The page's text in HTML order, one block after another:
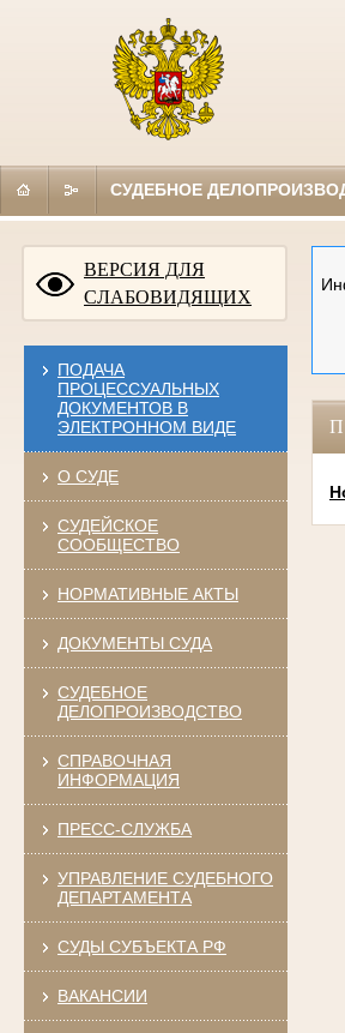
СУДЕБНОЕ
ВЕРСИЯ ДЛЯ
СЛАБОВИДЯЩИХ
ПОДАЧА
ПРОЦЕССУАЛЬНЫХ
ДОКУМЕНТОВ В
ЭЛЕКТРОННОМ ВИДЕ
О СУДЕ
СУДЕЙСКОЕ
СООБЩЕСТВО
НОРМАТИВНЫЕ АКТЫ
ДОКУМЕНТЫ СУДА
СУДЕБНОЕ
ДЕЛОПРОИЗВОДСТВО
СПРАВОЧНАЯ
ИНФОРМАЦИЯ
ПРЕСС-СЛУЖБА
УПРАВЛЕНИЕ СУДЕБНОГО
ДЕПАРТАМЕНТА
СУДЫ СУБЪЕКТА РФ
ВАКАНСИИ